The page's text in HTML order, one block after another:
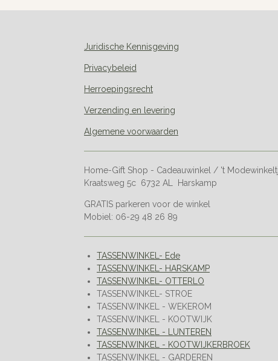
Juridische Kennisgeving
Privacybeleid
Herroepingsrecht
Verzending en levering
Algemene voorwaarden
Home-Gift Shop - Cadeauwinkel / 't
Kraatsweg 5c 6732 AL Harskamp
GRATIS parkeren voor de winkel
Mobiel: 06-29 48 26 89
TASSENWINKEL- Ede
TASSENWINKEL- HARSKAMP
TASSENWINKEL- OTTERLO
TASSENWINKEL- STROE
TASSENWINKEL - WEKEROM
TASSENWINKEL - KOOTWIJK
TASSENWINKEL - LUNTEREN
TASSENWINKEL - KOOTWIJKERBROEK
TASSENWINKEL - GARDEREN